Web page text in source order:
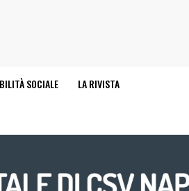
SOCIALE LA RIVISTA